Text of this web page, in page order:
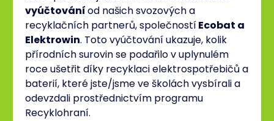
vyúčtováníod našich svozových a
recyklačních partnerů, společnostíEcobat a
Elektrowin. Toto vyúčtování ukazuje, kolik
přírodních surovin se podařilo v uplynulém
roce ušetřit díky recyklaci elektrospotřebičů a
baterií, které jste/jsme ve školách vysbírali a
odevzdali prostřednictvím programu
Recyklohraní.